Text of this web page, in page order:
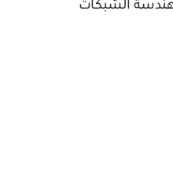
هندسة الشبكات